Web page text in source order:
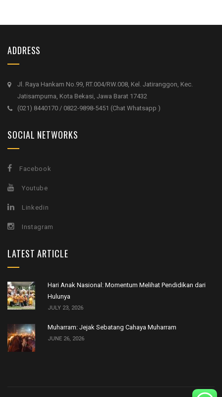
ADDRESS
Jl. Raya Hankam No.99, RT.004/RW.008, Kel. Jatiranggon, Kec.
Jatisampurna, Kota Bekasi, Jawa Barat 17432
(021) 8440170 / 0822-9898-5451 (Chat Whatsapp )
SOCIAL NETWORKS
Facebook
Youtube
Linkedin
Instagram
LATEST ARTICLE
Hari Anak Nasional: Momentum Melihat Pendidikan dari
Hulunya
JULY 23, 2026
Muharram: Jejak Sebatang Cahaya Muharram
JUNE 26, 2026